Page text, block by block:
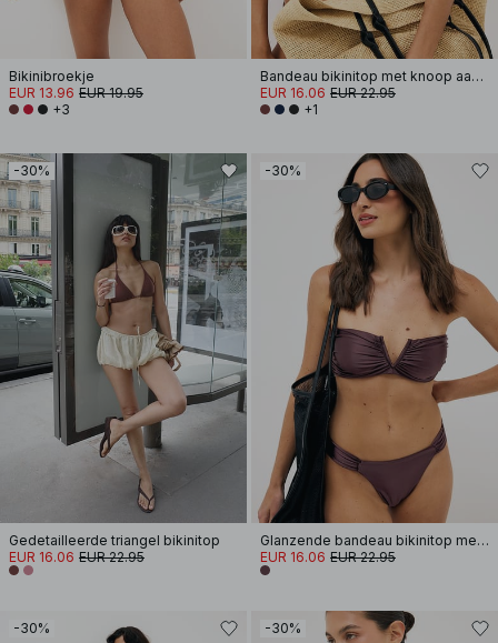
Bikinibroekje
EUR 13.96 EUR 19.95
+3
Bandeau bikinitop met knoop aan de voorkant
EUR 16.06 EUR 22.95
+1
-30%
Gedetailleerde triangel bikinitop
EUR 16.06 EUR 22.95
-30%
Glanzende bandeau bikinitop met beugel
EUR 16.06 EUR 22.95
-30% -30%